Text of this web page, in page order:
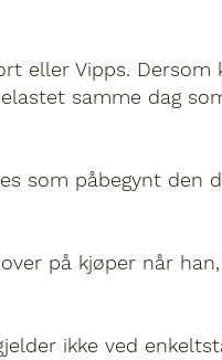
eller Vipps.
samme dag
som påbegynt den
på kjøper når
ikke ved